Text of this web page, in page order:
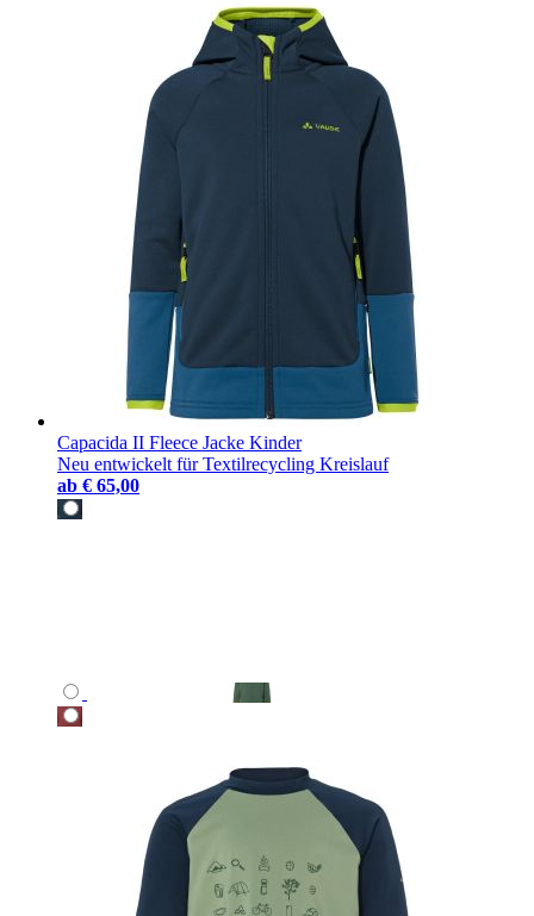
Capacida II Fleece Jacke Kinder
Neu entwickelt für Textilrecycling Kreislauf
ab € 65,00